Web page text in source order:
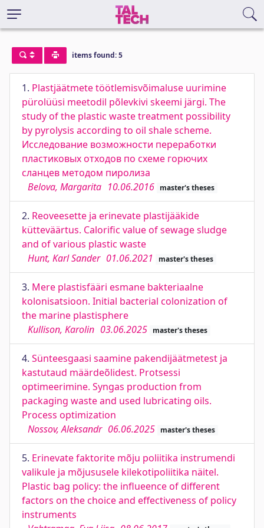
items found: 5
1. Plastjäätmete töötlemisvõimaluse uurimine
pürolüüsi meetodil põlevkivi skeemi järgi. The
study of the plastic waste treatment possibility
by pyrolysis according to oil shale scheme.
Исследование возможности переработки
пластиковых отходов по схеме горючих
сланцев методом пиролиза
Belova, Margarita 10.06.2016 master's theses
2. Reoveesette ja erinevate plastijääkide
kütteväärtus. Calorific value of sewage sludge
and of various plastic waste
Hunt, Karl Sander 01.06.2021 master's theses
3. Mere plastisfääri esmane bakteriaalne
kolonisatsioon. Initial bacterial colonization of
the marine plastisphere
Kullison, Karolin 03.06.2025 master's theses
4. Sünteesgaasi saamine pakendijäätmetest ja
kastutaud määrdeõlidest. Protsessi
optimeerimine. Syngas production from
packaging waste and used lubricating oils.
Process optimization
Nossov, Aleksandr 06.06.2025 master's theses
5. Erinevate faktorite mõju poliitika instrumendi
valikule ja mõjususele kilekotipoliitika näitel.
Plastic bag policy: the influeence of different
factors on the choice and effectiveness of policy
instruments